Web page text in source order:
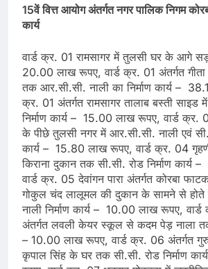
15वें वित्त आयोग अंतर्गत नगर पालिक निगम
कार्य
वार्ड क्र. 01 रामसागर में तुलसी घर के आगे
20.00 लाख रूपए, वार्ड क्र. 01 अंतर्गत गीता
तक आर.सी.सी. नाली का निर्माण कार्य –
क्र. 01 अंतर्गत रामसागर तालाब बस्ती साइड
निर्माण कार्य – 15.00 लाख रूपए, वार्ड
के पीछे तुलसी नगर में आर.सी.सी. नाली एवं
कार्य – 15.80 लाख रूपए, वार्ड क्र. 04
किराना दुकान तक सी.सी. रोड निर्माण
वार्ड क्र. 05 देवांगन पारा अंतर्गत कोरबा
गोकुल चंद लालूमल की दुकान के सामने से होते
नाली निर्माण कार्य – 10.00 लाख रूपए, वार्ड
अंतर्गत लवली केयर स्कूल से कदम पेड़ नाला तक
– 10.00 लाख रूपए, वार्ड क्र. 06 अंतर्गत
कृपाल सिंह के घर तक सी.सी. रोड निर्माण